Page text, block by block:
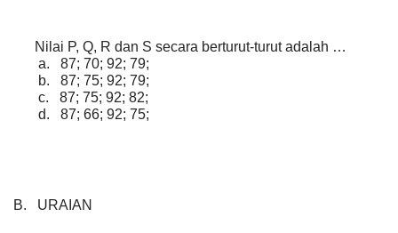
Nilai P, Q, R dan S secara berturut-turut adalah …
a.
87; 70; 92; 79;
b.
87; 75; 92; 79;
c.
87; 75; 92; 82;
d.
87; 66; 92; 75;
B. URAIAN